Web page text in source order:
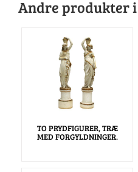
Andre produkter
TO PRYDFIGURER, TRÆ
MED FORGYLDNINGER.